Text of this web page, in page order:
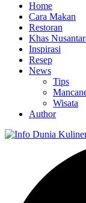
Home
Cara Makan
Restoran
Khas
Inspirasi
Resep
News
Tips
Wisata
Author